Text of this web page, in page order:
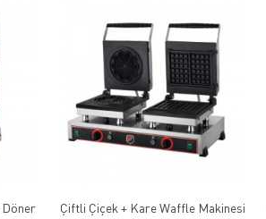
Döner
Çiftli Çiçek + Kare Waffle Makinesi